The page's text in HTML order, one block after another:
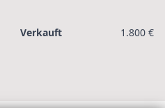
Verkauft 1.800 €